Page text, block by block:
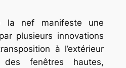
la nef manifeste une
plusieurs innovations
à l’extérieur
fenêtres hautes,